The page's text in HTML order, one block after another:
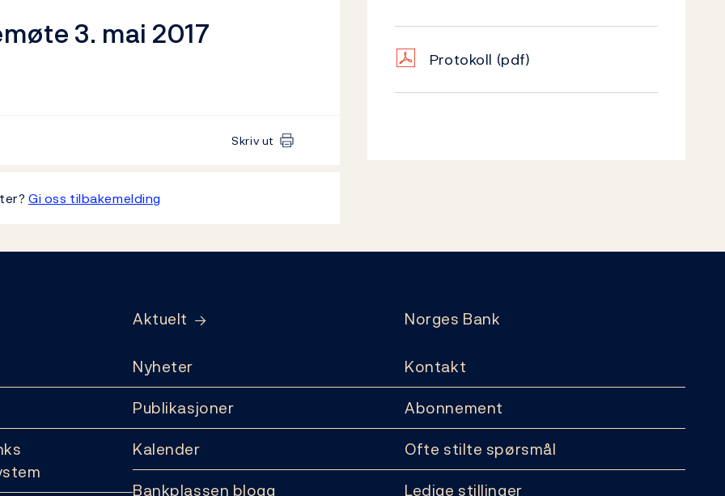
3. mai 2017
Skriv ut
Gi oss tilbakemelding
Protokoll (pdf)
Aktuelt
Nyheter
Publikasjoner
Kalender
Bankplassen blogg
Norges Bank
Kontakt
Abonnement
Ofte stilte spørsmål
Ledige stillinger